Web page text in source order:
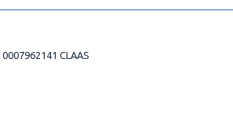
0007962141 CLAAS